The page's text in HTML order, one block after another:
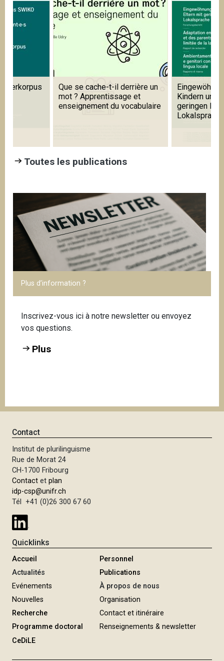
un
Eingewöhnung in Kitas mit
Kindern und Eltern mit
geringen Kenntnissen der
Learning
Foreign and
Languages
Toutes les publications
Plus d’information ?
Inscrivez-vous ici à notre newsletter ou envoyez
vos questions.
Plus
Contact
Institut de plurilinguisme
Rue de Morat 24
CH-1700 Fribourg
Contact etplan
idp-csp@unifr.ch
Tél +41 (0)26 300 67 60
Quicklinks
Accueil
Actualités
Evénements
Nouvelles
Recherche
Programme doctoral
CeDiLE
Personnel
Publications
À propos de nous
Organisation
Contact et itinéraire
Renseignements & newsletter